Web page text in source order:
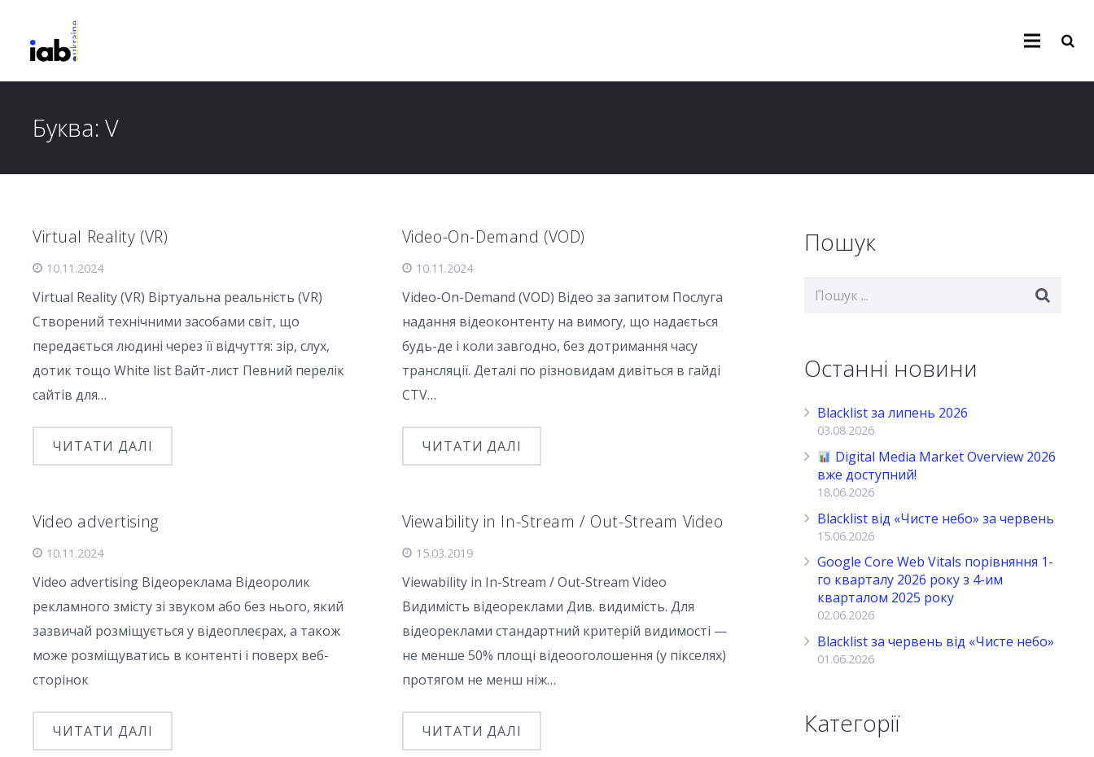
Буква: V
Virtual Reality (VR)
10.11.2024
Virtual Reality (VR) Віртуальна реальність (VR)
Створений технічними засобами світ, що
передається людині через її відчуття: зір, слух,
дотик тощо White list Вайт-лист Певний перелік
сайтів для…
ЧИТАТИ ДАЛІ
Video-On-Demand (VOD)
10.11.2024
Video-On-Demand (VOD) Відео за запитом Послуга
надання відеоконтенту на вимогу, що надається
будь-де і коли завгодно, без дотримання часу
трансляції. Деталі по різновидам дивіться в гайді
CTV…
ЧИТАТИ ДАЛІ
Video advertising
10.11.2024
Video advertising Відеореклама Відеоролик
рекламного змісту зі звуком або без нього, який
зазвичай розміщується у відеоплеєрах, а також
може розміщуватись в контенті і поверх веб-
сторінок
ЧИТАТИ ДАЛІ
Viewability in In-Stream / Out-Stream Video
15.03.2019
Viewability in In-Stream / Out-Stream Video
Видимість відеореклами Див. видимість. Для
відеореклами стандартний критерій видимості —
не менше 50% площі відеооголошення (у пікселях)
протягом не менш ніж…
ЧИТАТИ ДАЛІ
Пошук
Останні новини
Blacklist за липень 2026
03.08.2026
Digital Media Market Overview 2026
вже доступний!
18.06.2026
Blacklist від «Чисте небо» за червень
15.06.2026
Google Core Web Vitals порівняння 1-
го кварталу 2026 року з 4-им
кварталом 2025 року
02.06.2026
Blacklist за червень від «Чисте небо»
01.06.2026
Категорії